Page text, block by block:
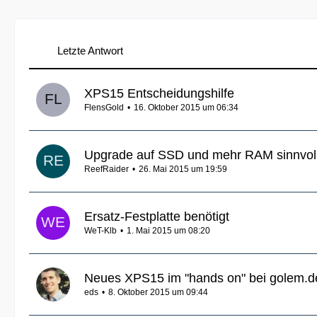
Letzte Antwort
XPS15 Entscheidungshilfe
FlensGold 16. Oktober 2015 um 06:34
Upgrade auf SSD und mehr RAM
ReefRaider 26. Mai 2015 um 19:59
Ersatz-Festplatte benötigt
WeT-Klb 1. Mai 2015 um 08:20
Neues XPS15 im "hands on" bei
eds 8. Oktober 2015 um 09:44